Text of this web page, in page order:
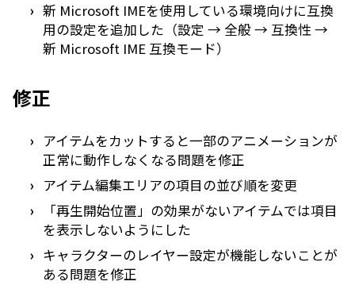
新 Microsoft IMEを使用している環境向けに互換
用の設定を追加した（設定 → 全般 → 互換性 →
新 Microsoft IME 互換モード）
修正
アイテムをカットすると一部のアニメーションが
正常に動作しなくなる問題を修正
アイテム編集エリアの項目の並び順を変更
「再生開始位置」の効果がないアイテムでは項目
を表示しないようにした
キャラクターのレイヤー設定が機能しないことが
ある問題を修正